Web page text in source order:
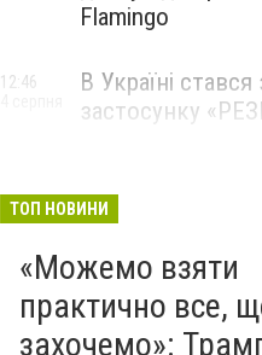
Flamingo
В Україні стався
застосунку
12:46
ТОП НОВИНИ
«Можемо взяти
практично все,
захочемо»: